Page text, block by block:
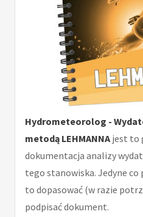
Hydrometeorolog -
metodą LEHMANNA jest to
dokumentacja analizy
tego stanowiska. Jedyne
to dopasować (w razie
podpisać dokument.